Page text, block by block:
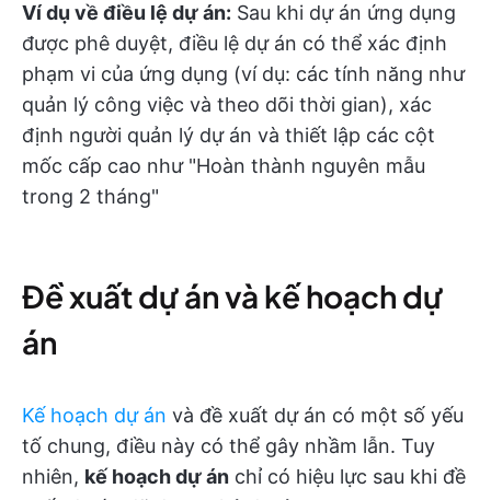
Ví dụ về điều lệ dự án: Sau khi dự án ứng dụng
được phê duyệt, điều lệ dự án có thể xác định
phạm vi của ứng dụng (ví dụ: các tính năng như
quản lý công việc và theo dõi thời gian), xác
định người quản lý dự án và thiết lập các cột
mốc cấp cao như "Hoàn thành nguyên mẫu
trong 2 tháng"
Đề xuất dự án và kế hoạch dự
án
Kế hoạch dự án và đề xuất dự án có một số yếu
tố chung, điều này có thể gây nhầm lẫn. Tuy
nhiên, kế hoạch dự án chỉ có hiệu lực sau khi đề